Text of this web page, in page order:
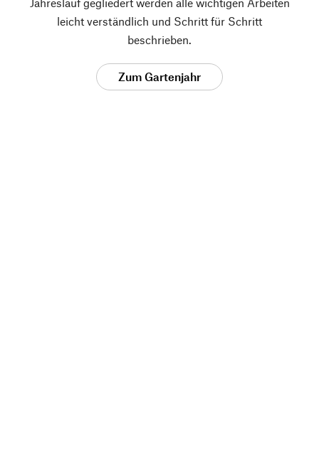
leicht verständlich und Schritt für Schritt
beschrieben.
Zum Gartenjahr